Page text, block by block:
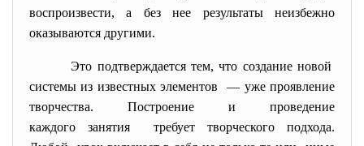
воспроизвести, а без нее результаты неизбежно
оказываются другими.
Это подтверждается тем, что создание новой
системы из известных элементов — уже проявление
творчества. Построение и проведение
каждого занятия требует творческого подхода.